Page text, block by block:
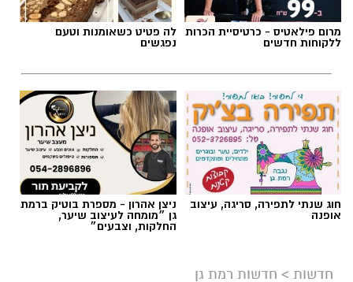
חוג שנתי לתפירה, סריגה, עיצוב
אופנה
ניצן אהרון - מספרת בוטיק ברמת
גן ״מומחה לעיצוב שיער,
החלקות, וצבעים״
חדשות> חדשות רמת גן
איומים על מפקד משטרת ר"ג,מכת
הצתות בעיר.כלבו נגבה רחוק מכלבו
מועלם ,איציק בונצל חזיתית
בסגלוביץ.תאונה באתר בנייה ופצוע
נוסף בתאונה .ועוד ועוד.
מערכת רמת גן נט מסכמת עבורכם את כל מה
שקרה בעיר ביממה החולפת - ואתם לא רוצים